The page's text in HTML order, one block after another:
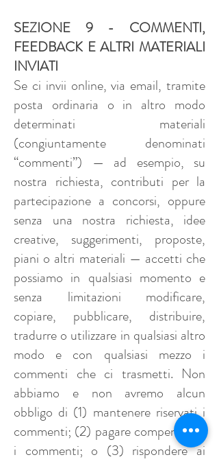
SEZIONE 9 - COMMENTI,
FEEDBACK E ALTRI MATERIALI
INVIATI
Se ci invii online, via email, tramite
posta ordinaria o in altro modo
determinati materiali
(congiuntamente denominati
“commenti”) — ad esempio, su
nostra richiesta, contributi per la
partecipazione a concorsi, oppure
senza una nostra richiesta, idee
creative, suggerimenti, proposte,
piani o altri materiali — accetti che
possiamo in qualsiasi momento e
senza limitazioni modificare,
copiare, pubblicare, distribuire,
tradurre o utilizzare in qualsiasi altro
modo e con qualsiasi mezzo i
commenti che ci trasmetti. Non
abbiamo e non avremo alcun
obbligo di (1) mantenere riservati i
commenti; (2) pagare compensi per
i commenti; o (3) rispondere ai